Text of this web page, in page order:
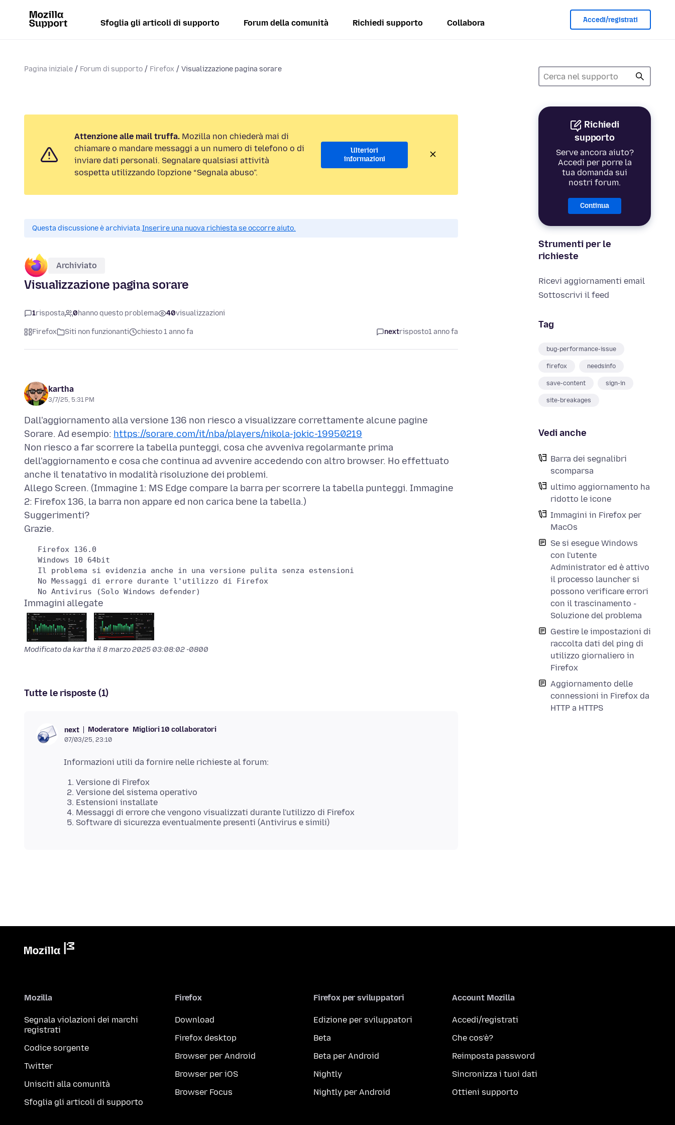
Sfoglia gli articoli di supporto Forum della comunità Richiedi supporto Collabora Accedi/registrati
Pagina iniziale Forum di supporto Firefox Visualizzazione pagina sorare
Richiedi
supporto
Serve ancora aiuto?
Accedi per porre la
tua domanda sui
nostri forum.
Continua
Strumenti per le
richieste
Ricevi aggiornamenti email
Sottoscrivi il feed
Tag
bug-performance-issue
firefox needsinfo
save-content sign-in
site-breakages
Vedi anche
Barra dei segnalibri
scomparsa
ultimo aggiornamento ha
ridotto le icone
Immagini in Firefox per
MacOs
Se si esegue Windows
con l'utente
Administrator ed è attivo
il processo launcher si
possono verificare errori
con il trascinamento -
Soluzione del problema
Gestire le impostazioni di
raccolta dati del ping di
utilizzo giornaliero in
Firefox
Aggiornamento delle
connessioni in Firefox da
HTTP a HTTPS
Attenzione alle mail truffa. Mozilla non chiederà mai di
chiamare o mandare messaggi a un numero di telefono o di
inviare dati personali. Segnalare qualsiasi attività
sospetta utilizzando l'opzione “Segnala abuso”.
Ulteriori
informazioni
Questa discussione è archiviata.Inserire una nuova richiesta se occorre aiuto.
Archiviato
Visualizzazione pagina sorare
1risposta 0hanno questo problema 40visualizzazioni
Firefox Siti non funzionanti chiesto 1 anno fa nextrisposto1 anno fa
kartha
3/7/25, 5:31 PM
Dall'aggiornamento alla versione 136 non riesco a visualizzare correttamente alcune pagine
Sorare. Ad esempio: https://sorare.com/it/nba/players/nikola-jokic-19950219
Non riesco a far scorrere la tabella punteggi, cosa che avveniva regolarmante prima
dell'aggiornamento e cosa che continua ad avvenire accedendo con altro browser. Ho effettuato
anche il tenatativo in modalità risoluzione dei problemi.
Allego Screen. (Immagine 1: MS Edge compare la barra per scorrere la tabella punteggi. Immagine
2: Firefox 136, la barra non appare ed non carica bene la tabella.)
Suggerimenti?
   Firefox 136.0
   Windows 10 64bit
   Il problema si evidenzia anche in una versione pulita senza estensioni
   No Messaggi di errore durante l'utilizzo di Firefox
Immagini allegate
Modificato da kartha il 8 marzo 2025 03:08:02 -0800
Tutte le risposte (1)
next Moderatore Migliori 10 collaboratori
07/03/25, 23:10
Versione di Firefox
Versione del sistema operativo
Estensioni installate
Messaggi di errore che vengono visualizzati durante l'utilizzo di Firefox
Software di sicurezza eventualmente presenti (Antivirus e simili)
Mozilla
Segnala violazioni dei marchi
registrati
Codice sorgente
Twitter
Unisciti alla comunità
Sfoglia gli articoli di supporto
Firefox
Download
Firefox desktop
Browser per Android
Browser per iOS
Browser Focus
Firefox per sviluppatori
Edizione per sviluppatori
Beta
Beta per Android
Nightly
Nightly per Android
Account Mozilla
Accedi/registrati
Che cos’è?
Reimposta password
Sincronizza i tuoi dati
Ottieni supporto